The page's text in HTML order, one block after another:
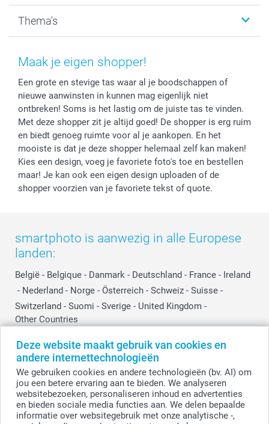
Deze website maakt gebruik van cookies en
andere internettechnologieën
We gebruiken cookies en andere technologieën (bv. AI) om
jou een betere ervaring aan te bieden. We analyseren
websitebezoeken, personaliseren inhoud en advertenties
en bieden sociale media functies aan. We delen bepaalde
informatie over websitegebruik met onze analytische -,
Kaarten
Bestelproces
Herroepingsrecht
Cookiebeleid
Reviews
Prijslijst
Investor Relations
Tevredenheidsgarantie
Mijn orderstatus
smartbonus
smartfriends
service@smartphoto.nl
Affiliate partnerprogramma
Partnerships
Influencer partnerprogramma
Thema's
Baby
Moederdag
Vaderdag
Huwelijk
Maak je eigen shopper!
Een grote en stevige tas waar al je boodschappen of
nieuwe aanwinsten in kunnen mag eigenlijk niet
ontbreken! Soms is het lastig om de juiste tas te vinden.
Met deze shopper zit je altijd goed! De shopper is erg ruim
en biedt genoeg ruimte voor al je aankopen. En het
mooiste is dat je deze shopper helemaal zelf kan maken!
Kies een design, voeg je favoriete foto's toe en bestellen
maar! Je kan ook een eigen design uploaden of de
shopper voorzien van je favoriete tekst of quote.
smartphoto is aanwezig in alle Europese
landen:
België - Belgique - Danmark - Deutschland - France - Ireland
- Nederland - Norge - Österreich - Schweiz - Suisse -
Switzerland - Suomi - Sverige - United Kingdom -
Other Countries
© smartphoto group. Alle rechten voorbehouden.Disclaimer
Alle prijzen zijn in EURO (€) inclusief BTW en exclusief verzendkosten.